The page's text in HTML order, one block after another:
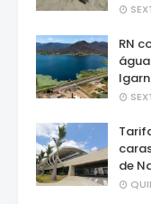
RN
Igarn
de